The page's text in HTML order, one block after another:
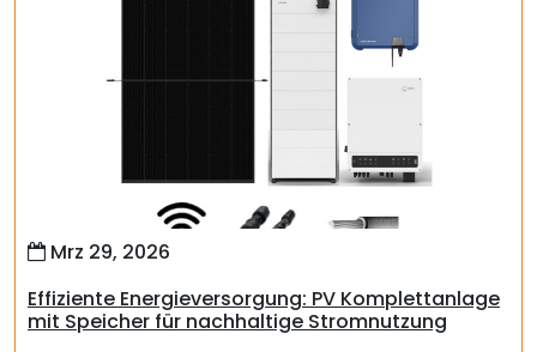
Mrz 29, 2026
Effiziente Energieversorgung: PV Komplettanlage
mit Speicher für nachhaltige Stromnutzung